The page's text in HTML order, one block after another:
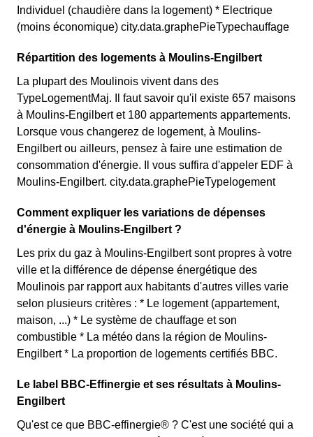
Individuel (chaudière dans la logement) * Electrique
(moins économique) city.data.graphePieTypechauffage
Répartition des logements à Moulins-Engilbert
La plupart des Moulinois vivent dans des
TypeLogementMaj. Il faut savoir qu'il existe 657 maisons
à Moulins-Engilbert et 180 appartements appartements.
Lorsque vous changerez de logement, à Moulins-
Engilbert ou ailleurs, pensez à faire une estimation de
consommation d'énergie. Il vous suffira d'appeler EDF à
Moulins-Engilbert. city.data.graphePieTypelogement
Comment expliquer les variations de dépenses
d'énergie à Moulins-Engilbert ?
Les prix du gaz à Moulins-Engilbert sont propres à votre
ville et la différence de dépense énergétique des
Moulinois par rapport aux habitants d'autres villes varie
selon plusieurs critères : * Le logement (appartement,
maison, ...) * Le système de chauffage et son
combustible * La météo dans la région de Moulins-
Engilbert * La proportion de logements certifiés BBC.
Le label BBC-Effinergie et ses résultats à Moulins-
Engilbert
Qu'est ce que BBC-effinergie® ? C'est une société qui a